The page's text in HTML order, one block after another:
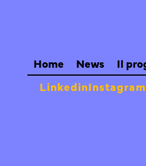
Home News Il
LinkedinInstagram